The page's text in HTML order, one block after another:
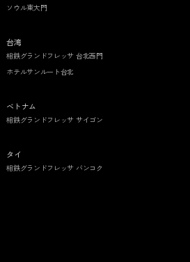
ソウル東大門
台湾
相鉄グランドフレッサ 台北西門
ホテルサンルート台北
ベトナム
相鉄グランドフレッサ サイゴン
タイ
相鉄グランドフレッサ バンコク